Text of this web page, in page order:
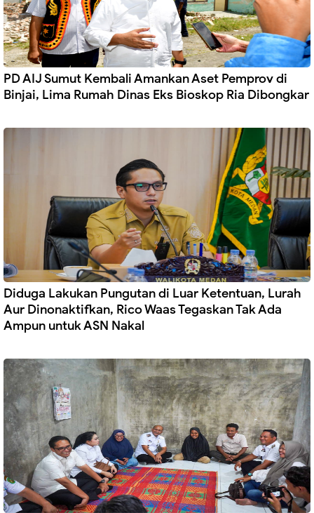
PD AIJ Sumut Kembali Amankan Aset Pemprov di
Binjai, Lima Rumah Dinas Eks Bioskop Ria Dibongkar
Diduga Lakukan Pungutan di Luar Ketentuan, Lurah
Aur Dinonaktifkan, Rico Waas Tegaskan Tak Ada
Ampun untuk ASN Nakal